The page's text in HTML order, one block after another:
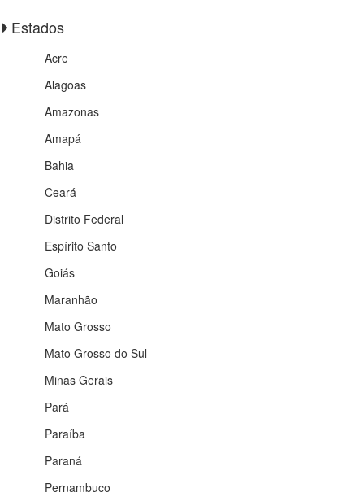
Estados
Acre
Alagoas
Amazonas
Amapá
Bahia
Ceará
Distrito Federal
Espírito Santo
Goiás
Maranhão
Mato Grosso
Mato Grosso do Sul
Minas Gerais
Pará
Paraíba
Paraná
Pernambuco